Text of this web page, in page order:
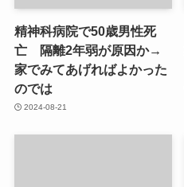
精神科病院で50歳男性死
亡 隔離2年弱が原因か→
家でみてあげればよかった
のでは
2024-08-21